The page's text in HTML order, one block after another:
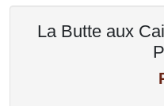
La Butte aux